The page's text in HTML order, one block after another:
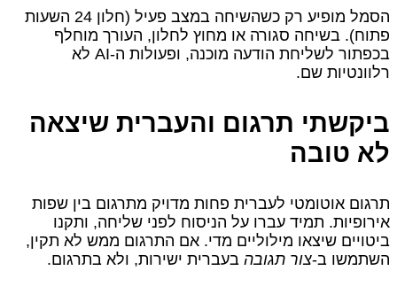
הסמל מופיע רק כשהשיחה במצב פעיל (חלון 24 השעות
פתוח). בשיחה סגורה או מחוץ לחלון, העורך מוחלף
בכפתור לשליחת הודעה מוכנה, ופעולות ה‑AI לא
רלוונטיות שם.
ביקשתי תרגום והעברית שיצאה
לא טובה
תרגום אוטומטי לעברית פחות מדויק מתרגום בין שפות
אירופיות. תמיד עברו על הניסוח לפני שליחה, ותקנו
ביטויים שיצאו מילוליים מדי. אם התרגום ממש לא תקין,
השתמשו ב‑צור תגובה בעברית ישירות, ולא בתרגום.